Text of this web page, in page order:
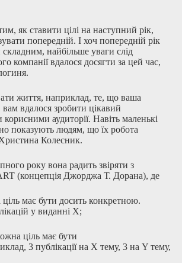
як ставити цілі на наступний рік,
попередній. І хоч попередній рік
найбільше уваги слід
компанії вдалося досягти за цей час,
життя, наприклад, те, що ваша
вам вдалося зробити цікавий
корисними аудиторії. Навіть маленькі
показують людям, що їх робота
Колесник.
року вона радить звіряти з
(концепція Джорджа Т. Дорана), де
має бути досить конкретною.
у виданні Х;
ціль має бути
3 публікації на Х тему, 3 на Y тему,